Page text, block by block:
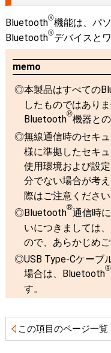
Bluetooth®機能は、パ
Bluetooth®デバイスと
memo
本製品はすべての
したものではあり
Bluetooth®機器と
無線通信時のセキ
様に準拠したセキ
使用環境および設
分でない場合が考
際はご注意ください
Bluetooth®通信時
いにつきましては
ので、あらかじめご
USB Type-Cケーブ
場合は、Bluetooth®
す。
この項目のページ一覧